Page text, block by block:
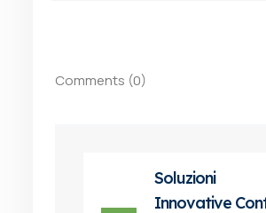
Comments (0)
Soluzioni
Innovative